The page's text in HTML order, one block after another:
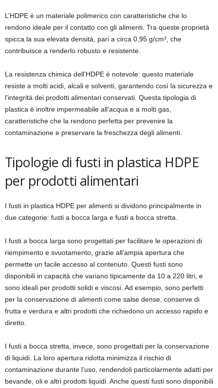
L’HDPE è un materiale polimerico con caratteristiche che lo
rendono ideale per il contatto con gli alimenti. Tra queste proprietà
spicca la sua elevata densità, pari a circa 0,95 g/cm³, che
contribuisce a renderlo robusto e resistente.
La resistenza chimica dell’HDPE è notevole: questo materiale
resiste a molti acidi, alcali e solventi, garantendo così la sicurezza e
l’integrità dei prodotti alimentari conservati. Questa tipologia di
plastica è inoltre impermeabile all’acqua e a molti gas,
caratteristiche che la rendono perfetta per prevenire la
contaminazione e preservare la freschezza degli alimenti.
Tipologie di fusti in plastica HDPE
per prodotti alimentari
I fusti in plastica HDPE per alimenti si dividono principalmente in
due categorie: fusti a bocca larga e fusti a bocca stretta.
I fusti a bocca larga sono progettati per facilitare le operazioni di
riempimento e svuotamento, grazie all’ampia apertura che
permette un facile accesso al contenuto. Questi fusti sono
disponibili in capacità che variano tipicamente da 10 a 220 litri, e
sono ideali per prodotti solidi e viscosi. Ad esempio, sono perfetti
per la conservazione di alimenti come salse dense, conserve di
frutta e verdura e altri prodotti che richiedono un accesso rapido e
diretto.
I fusti a bocca stretta, invece, sono progettati per la conservazione
di liquidi. La loro apertura ridotta minimizza il rischio di
contaminazione durante l’uso, rendendoli particolarmente adatti per
bevande, oli e altri prodotti liquidi. Anche questi fusti sono disponibili